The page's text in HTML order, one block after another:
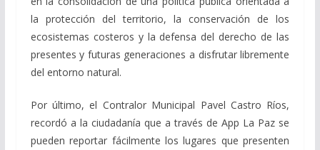
la protección del territorio, la conservación de los
ecosistemas costeros y la defensa del derecho de las
presentes y futuras generaciones a disfrutar libremente
del entorno natural.
Por último, el Contralor Municipal Pavel Castro Ríos,
recordó a la ciudadanía que a través de App La Paz se
pueden reportar fácilmente los lugares que presenten